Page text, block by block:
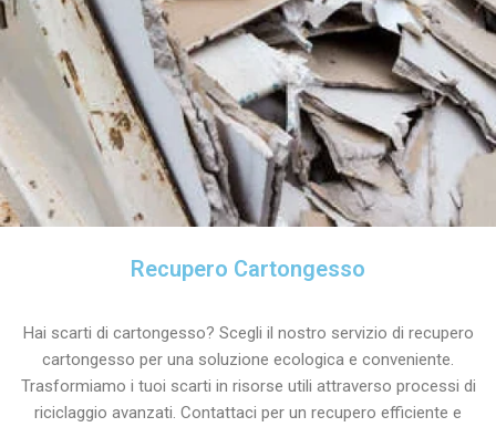
Recupero Cartongesso
Hai scarti di cartongesso? Scegli il nostro servizio di recupero
cartongesso per una soluzione ecologica e conveniente.
Trasformiamo i tuoi scarti in risorse utili attraverso processi di
riciclaggio avanzati. Contattaci per un recupero efficiente e